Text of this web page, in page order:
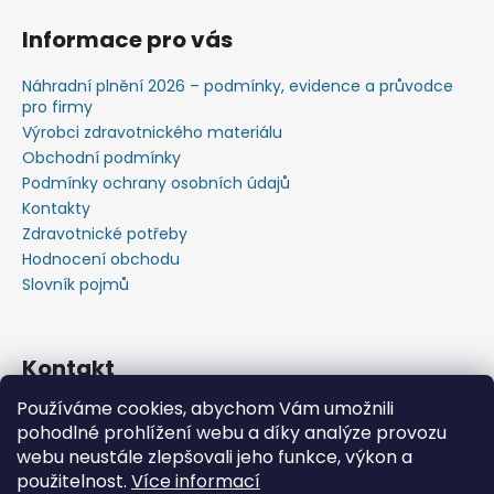
Používáme cookies, abychom Vám umožnili
pohodlné prohlížení webu a díky analýze provozu
webu neustále zlepšovali jeho funkce, výkon a
použitelnost. Více informací
Informace pro vás
Náhradní plnění 2026 – podmínky, evidence a průvodce
pro firmy
Výrobci zdravotnického materiálu
Obchodní podmínky
Podmínky ochrany osobních údajů
Kontakty
Zdravotnické potřeby
Hodnocení obchodu
Slovník pojmů
Kontakt
+420603583759 ,+420734720049
https://www.facebook.com/profile.php?id=615793934
37445
https://www.youtube.com/@michalverner7685